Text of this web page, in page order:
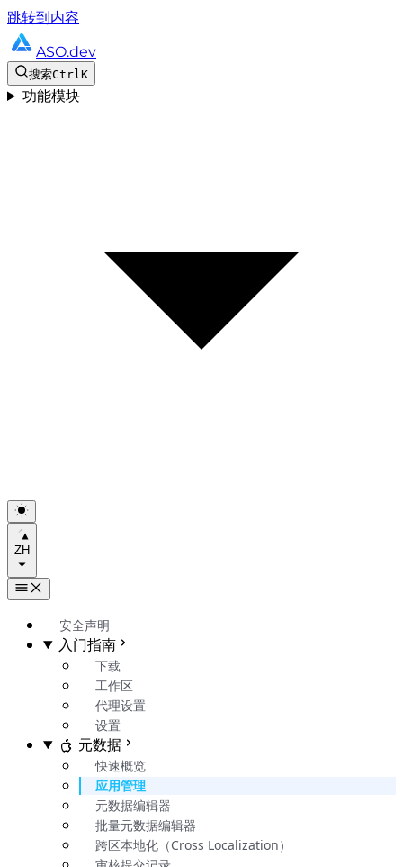
跳转到内容
ASO.dev
搜索CtrlK
功能模块
ZH
安全声明
入门指南
下载
工作区
代理设置
设置
元数据
快速概览
应用管理
元数据编辑器
批量元数据编辑器
跨区本地化（Cross Localization）